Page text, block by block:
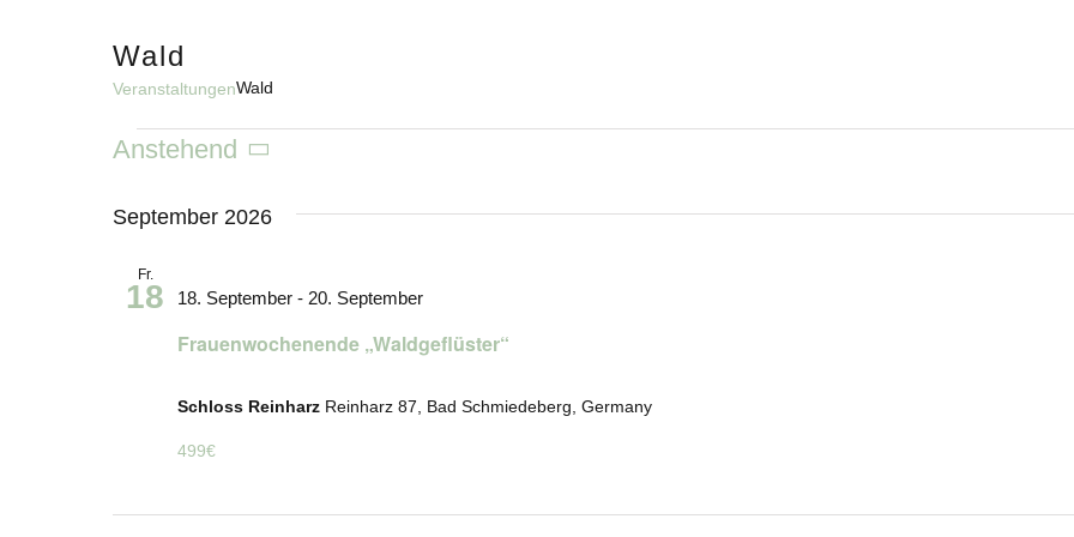
Wald
VeranstaltungenWald
Veranstaltungen
Anstehend
wählen.
September 2026
Fr.
18
Frauenwochenende „Waldgeflüster“
18. September - 20. September
Schloss Reinharz Reinharz 87, Bad Schmiedeberg, Germany
499€